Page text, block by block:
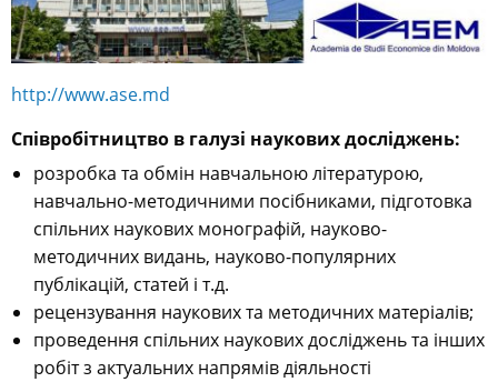
http://www.ase.md
Співробітництво в галузі наукових досліджень:
розробка та обмін навчальною літературою,
навчально-методичними посібниками, підготовка
спільних наукових монографій, науково-
методичних видань, науково-популярних
публікацій, статей і т.д.
рецензування наукових та методичних матеріалів;
проведення спільних наукових досліджень та інших
робіт з актуальних напрямів діяльності